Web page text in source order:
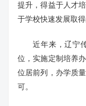
提升，得益于人才
于学校快速发展取
近年来，辽宁
位，实施定制培养
位居前列，办学质
可。